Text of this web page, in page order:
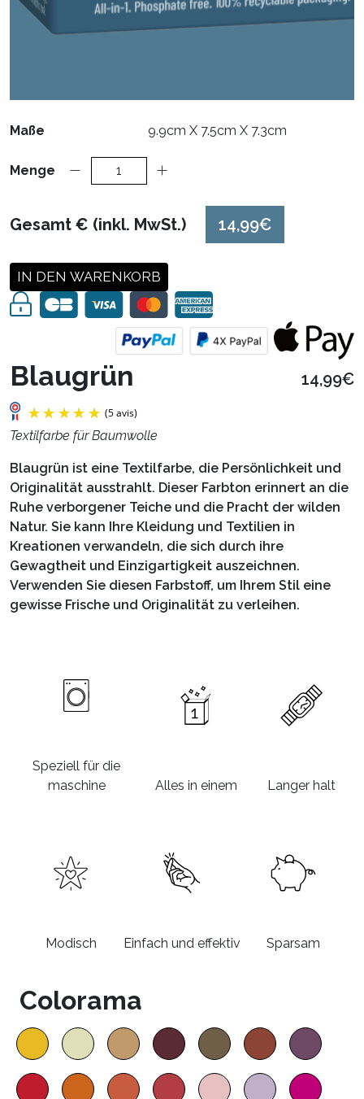
Blaugrün 14,99€
(5 avis)
Textilfarbe für Baumwolle
Blaugrün ist eine Textilfarbe, die Persönlichkeit und
Originalität ausstrahlt. Dieser Farbton erinnert an die
Ruhe verborgener Teiche und die Pracht der wilden
Natur. Sie kann Ihre Kleidung und Textilien in
Kreationen verwandeln, die sich durch ihre
Gewagtheit und Einzigartigkeit auszeichnen.
Verwenden Sie diesen Farbstoff, um Ihrem Stil eine
gewisse Frische und Originalität zu verleihen.
Speziell für die
maschine
Alles in einem Langer halt
Modisch Einfach und effektiv Sparsam
Maße 9.9cm X 7.5cm X 7.3cm
Menge
Gesamt € (inkl. MwSt.) 14,99€
IN DEN WARENKORB
Colorama